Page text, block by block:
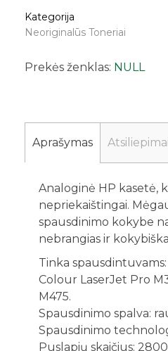
Kategorija
Neoriginalūs Toneriai
Prekės ženklas: NULL
Aprašymas Atsiliepimai
Analoginė HP kasetė,
nepriekaištingai.
spausdinimo kokybe
nebrangias ir
Tinka
Colour LaserJet Pro
M475.
Spausdinimo spalva:
Spausdinimo
Puslapių skaičius: 2800